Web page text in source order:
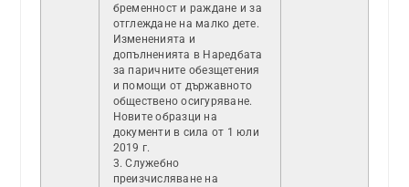
бременност и раждане и за
отглеждане на малко дете.
Измененията и
допълненията в Наредбата
за паричните обезщетения
и помощи от държавното
обществено осигуряване.
Новите образци на
документи в сила от 1 юли
2019 г.
3. Служебно
преизчисляване на